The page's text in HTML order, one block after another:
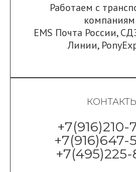
Работаем с
EMS Почта России,
Линии,
+7(916)210-
+7(916)647-